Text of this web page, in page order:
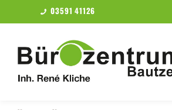
Hauptinhalt springen
Zur Suche springen
Zur Hauptnavigation springen
03591 41126